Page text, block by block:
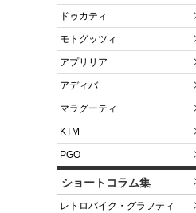
ドゥカティ
モトグッツィ
アプリリア
アディバ
マラグーティ
KTM
PGO
ショートコラム集
レトロバイク・グラフティ